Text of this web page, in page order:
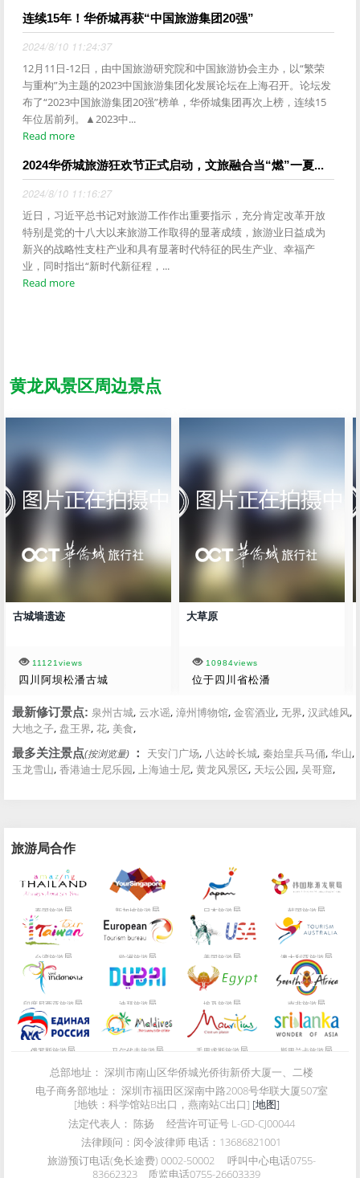
连续15年！华侨城再获“中国旅游集团20强”
2024/8/10 11:24:37
12月11日-12日，由中国旅游研究院和中国旅游协会主办，以“繁荣
与重构”为主题的2023中国旅游集团化发展论坛在上海召开。论坛发
布了“2023中国旅游集团20强”榜单，华侨城集团再次上榜，连续15
年位居前列。▲2023中...
Read more
2024华侨城旅游狂欢节正式启动，文旅融合当“燃”一夏...
2024/8/10 11:16:27
近日，习近平总书记对旅游工作作出重要指示，充分肯定改革开放
特别是党的十八大以来旅游工作取得的显著成绩，旅游业日益成为
新兴的战略性支柱产业和具有显著时代特征的民生产业、幸福产
业，同时指出“新时代新征程，...
Read more
黄龙风景区周边景点
古城墙遗迹
11121views
四川阿坝松潘古城
大草原
10984views
位于四川省松潘
最新修订景点: 泉州古城, 云水谣, 漳州博物馆, 金窖酒业, 无界, 汉武雄风,
大地之子, 盘王界, 花, 美食,
最多关注景点(按浏览量) ： 天安门广场, 八达岭长城, 秦始皇兵马俑, 华山,
玉龙雪山, 香港迪士尼乐园, 上海迪士尼, 黄龙风景区, 天坛公园, 吴哥窟,
旅游局合作
泰国旅游局 新加坡旅游局 日本旅游局 韩国旅游局
台湾旅游局 欧洲旅游局 美国旅游局 澳大利亚旅游局
印度尼西亚旅游局 迪拜旅游局 埃及旅游局 南非旅游局
俄罗斯旅游局 马尔代夫旅游局 毛里求斯旅游局 斯里兰卡旅游局
总部地址： 深圳市南山区华侨城光侨街新侨大厦一、二楼
电子商务部地址： 深圳市福田区深南中路2008号华联大厦507室
[地铁：科学馆站B出口，燕南站C出口] [地图]
法定代表人： 陈扬 经营许可证号 L-GD-CJ00044
法律顾问： 闵令波律师 电话：13686821001
旅游预订电话(免长途费) 0002-50002 呼叫中心电话0755-
83662323
质监电话0755-26603339